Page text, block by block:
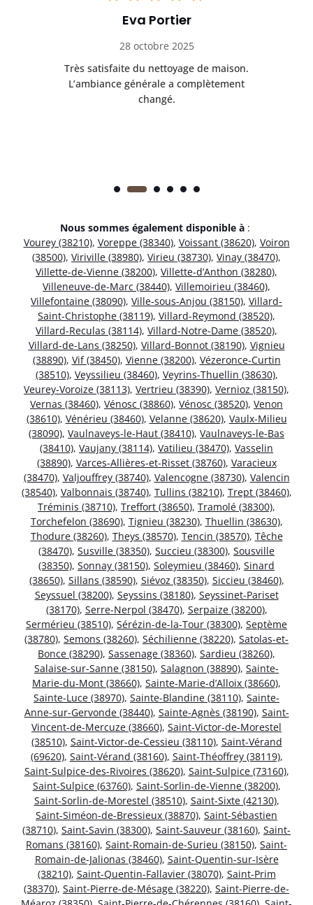
Eva Portier
28 octobre 2025
Très satisfaite du nettoyage de maison.
L’ambiance générale a complètement
changé.
Nous sommes également disponible à :
Vourey (38210), Voreppe (38340), Voissant (38620), Voiron
(38500), Viriville (38980), Virieu (38730), Vinay (38470),
Villette-de-Vienne (38200), Villette-d’Anthon (38280),
Villeneuve-de-Marc (38440), Villemoirieu (38460),
Villefontaine (38090), Ville-sous-Anjou (38150), Villard-
Saint-Christophe (38119), Villard-Reymond (38520),
Villard-Reculas (38114), Villard-Notre-Dame (38520),
Villard-de-Lans (38250), Villard-Bonnot (38190), Vignieu
(38890), Vif (38450), Vienne (38200), Vézeronce-Curtin
(38510), Veyssilieu (38460), Veyrins-Thuellin (38630),
Veurey-Voroize (38113), Vertrieu (38390), Vernioz (38150),
Vernas (38460), Vénosc (38860), Vénosc (38520), Venon
(38610), Vénérieu (38460), Velanne (38620), Vaulx-Milieu
(38090), Vaulnaveys-le-Haut (38410), Vaulnaveys-le-Bas
(38410), Vaujany (38114), Vatilieu (38470), Vasselin
(38890), Varces-Allières-et-Risset (38760), Varacieux
(38470), Valjouffrey (38740), Valencogne (38730), Valencin
(38540), Valbonnais (38740), Tullins (38210), Trept (38460),
Tréminis (38710), Treffort (38650), Tramolé (38300),
Torchefelon (38690), Tignieu (38230), Thuellin (38630),
Thodure (38260), Theys (38570), Tencin (38570), Têche
(38470), Susville (38350), Succieu (38300), Sousville
(38350), Sonnay (38150), Soleymieu (38460), Sinard
(38650), Sillans (38590), Siévoz (38350), Siccieu (38460),
Seyssuel (38200), Seyssins (38180), Seyssinet-Pariset
(38170), Serre-Nerpol (38470), Serpaize (38200),
Sermérieu (38510), Sérézin-de-la-Tour (38300), Septème
(38780), Semons (38260), Séchilienne (38220), Satolas-et-
Bonce (38290), Sassenage (38360), Sardieu (38260),
Salaise-sur-Sanne (38150), Salagnon (38890), Sainte-
Marie-du-Mont (38660), Sainte-Marie-d’Alloix (38660),
Sainte-Luce (38970), Sainte-Blandine (38110), Sainte-
Anne-sur-Gervonde (38440), Sainte-Agnès (38190), Saint-
Vincent-de-Mercuze (38660), Saint-Victor-de-Morestel
(38510), Saint-Victor-de-Cessieu (38110), Saint-Vérand
(69620), Saint-Vérand (38160), Saint-Théoffrey (38119),
Saint-Sulpice-des-Rivoires (38620), Saint-Sulpice (73160),
Saint-Sulpice (63760), Saint-Sorlin-de-Vienne (38200),
Saint-Sorlin-de-Morestel (38510), Saint-Sixte (42130),
Saint-Siméon-de-Bressieux (38870), Saint-Sébastien
(38710), Saint-Savin (38300), Saint-Sauveur (38160), Saint-
Romans (38160), Saint-Romain-de-Surieu (38150), Saint-
Romain-de-Jalionas (38460), Saint-Quentin-sur-Isère
(38210), Saint-Quentin-Fallavier (38070), Saint-Prim
(38370), Saint-Pierre-de-Mésage (38220), Saint-Pierre-de-